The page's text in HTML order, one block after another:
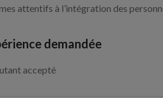
attentifs à l’intégration des
demandée
accepté